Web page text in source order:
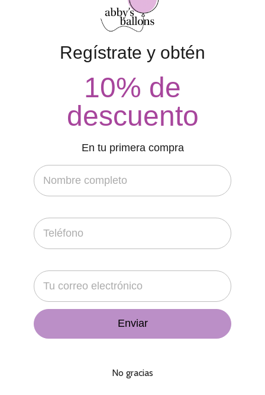
23,500.00– $
Mesa de Repostería – Boda
Regístrate y obtén
10% de
descuento
En tu primera compra
No gracias